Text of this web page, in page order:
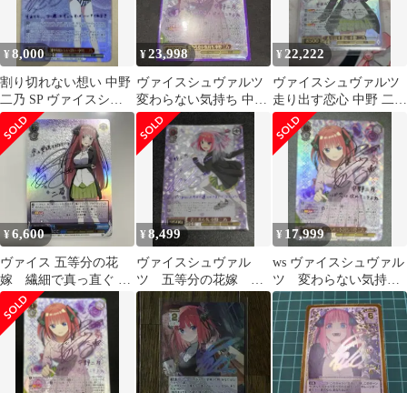
¥8,000
割り切れない想い 中野
二乃 SP ヴァイスシュ
ヴァルツ
¥23,998
ヴァイスシュヴァルツ
変わらない気持ち 中野
二乃 SSP サイン
¥22,222
ヴァイスシュヴァルツ
走り出す恋心 中野 二乃
ssp サイン 五等分の花
嫁
¥6,600
ヴァイス 五等分の花
嫁 繊細で真っ直ぐ 中
野 二乃(SSP)(紫箔サイ
ン入り)
¥8,499
ヴァイスシュヴァル
ツ 五等分の花嫁 君
と進む先 中野二乃
sp サイン
¥ 17,999
ws ヴァイスシュヴァル
ツ 変わらない気持
ち 中野二乃 ssp サイ
ン